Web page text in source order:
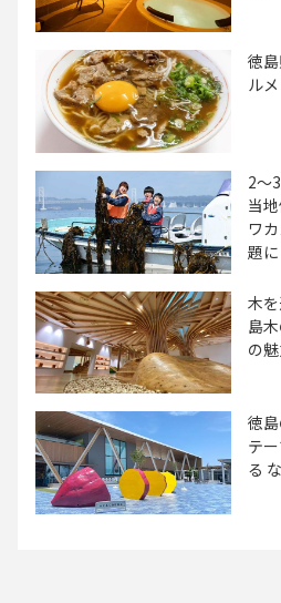
徳
ル
2～
当
ワ
題に
木
島
の
徳
テ
る